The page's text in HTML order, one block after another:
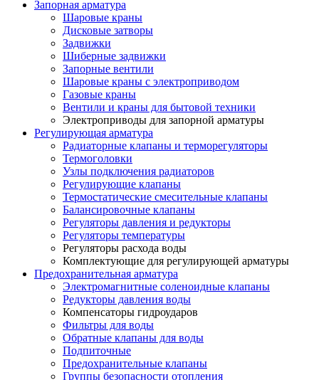
Запорная арматура
Шаровые краны
Дисковые затворы
Задвижки
Шиберные задвижки
Запорные вентили
Шаровые краны с электроприводом
Газовые краны
Вентили и краны для бытовой техники
Электроприводы для запорной арматуры
Регулирующая арматура
Радиаторные клапаны и терморегуляторы
Термоголовки
Узлы подключения радиаторов
Регулирующие клапаны
Термостатические смесительные клапаны
Балансировочные клапаны
Регуляторы давления и редукторы
Регуляторы температуры
Регуляторы расхода воды
Комплектующие для регулирующей арматуры
Предохранительная арматура
Электромагнитные соленоидные клапаны
Редукторы давления воды
Компенсаторы гидроударов
Фильтры для воды
Обратные клапаны для воды
Подпиточные
Предохранительные клапаны
Группы безопасности отопления